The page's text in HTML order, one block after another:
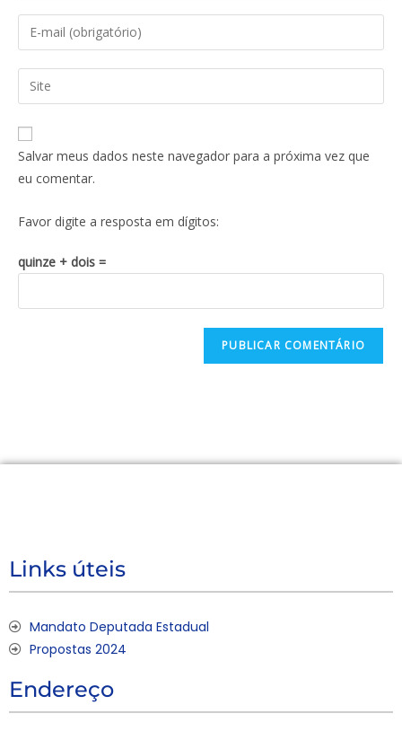
Salvar meus dados neste navegador para a próxima vez que
eu comentar.
Favor digite a resposta em dígitos:
quinze + dois =
Links úteis
Mandato Deputada Estadual
Propostas 2024
Endereço